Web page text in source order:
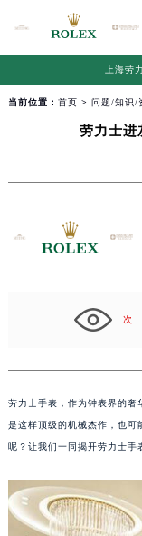
上海劳
当前位置： 首页 > 问题/知识/
劳力士进
次
劳力士手表，作为钟表界的奢
是这样顶级的机械杰作，也
呢？让我们一同揭开劳力士手